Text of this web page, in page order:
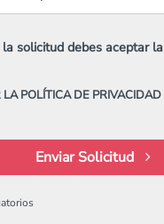
la solicitud debes aceptar la
LA POLÍTICA DE PRIVACIDAD
Enviar Solicitud